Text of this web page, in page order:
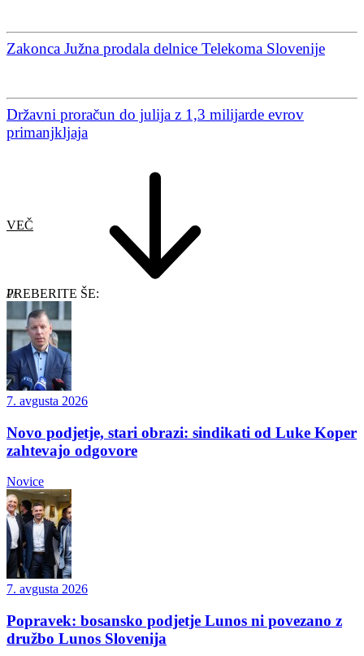
Zakonca Južna prodala delnice Telekoma Slovenije
Državni proračun do julija z 1,3 milijarde evrov
primanjkljaja
VEČ
PREBERITE ŠE:
7. avgusta 2026
Novo podjetje, stari obrazi: sindikati od Luke Koper
zahtevajo odgovore
Novice
7. avgusta 2026
Popravek: bosansko podjetje Lunos ni povezano z
družbo Lunos Slovenija